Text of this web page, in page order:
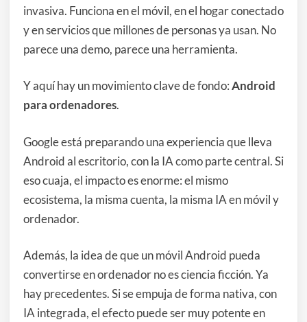
invasiva. Funciona en el móvil, en el hogar conectado
y en servicios que millones de personas ya usan. No
parece una demo, parece una herramienta.
Y aquí hay un movimiento clave de fondo:Android
para ordenadores.
Google está preparando una experiencia que lleva
Android al escritorio, con la IA como parte central. Si
eso cuaja, el impacto es enorme: el mismo
ecosistema, la misma cuenta, la misma IA en móvil y
ordenador.
Además, la idea de que un móvil Android pueda
convertirse en ordenador no es ciencia ficción. Ya
hay precedentes. Si se empuja de forma nativa, con
IA integrada, el efecto puede ser muy potente en